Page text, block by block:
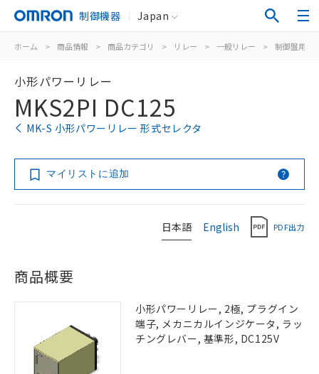
制御機器 Japan
ホーム > 商品情報 > 商品カテゴリ > リレー > 一般リレー > 制御盤用
小形パワーリレー
MKS2PI DC125
MK-S 小形パワーリレー 形式セレクタ
マイリストに追加
日本語 English PDF出力
商品概要
小形パワーリレー, 2極, プラグイン
端子, メカニカルインジケータ, ラッ
チングレバー, 基準形, DC125V